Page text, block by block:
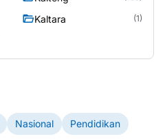
Kaltara (1)
Nasional
Pendidikan